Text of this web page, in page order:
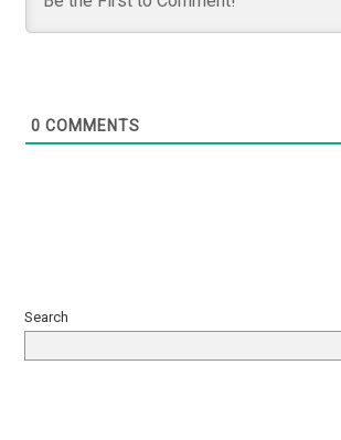
0 COMMENTS
Search